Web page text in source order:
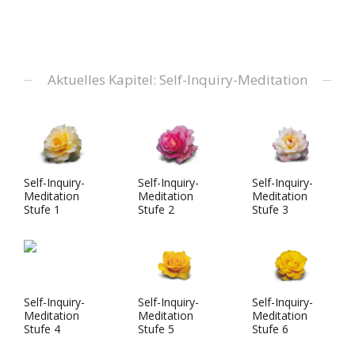
Aktuelles Kapitel: Self-Inquiry-Meditation
Self-Inquiry-
Meditation
Stufe 1
Self-Inquiry-
Meditation
Stufe 2
Self-Inquiry-
Meditation
Stufe 3
Self-Inquiry-
Meditation
Stufe 4
Self-Inquiry-
Meditation
Stufe 5
Self-Inquiry-
Meditation
Stufe 6